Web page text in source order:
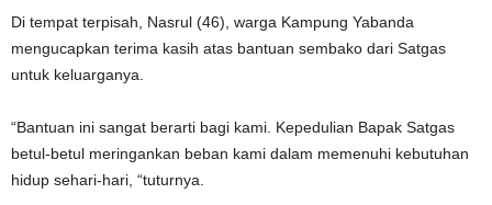
Di tempat terpisah, Nasrul (46), warga Kampung Yabanda
mengucapkan terima kasih atas bantuan sembako dari Satgas
untuk keluarganya.
“Bantuan ini sangat berarti bagi kami. Kepedulian Bapak Satgas
betul-betul meringankan beban kami dalam memenuhi kebutuhan
hidup sehari-hari, “tuturnya.